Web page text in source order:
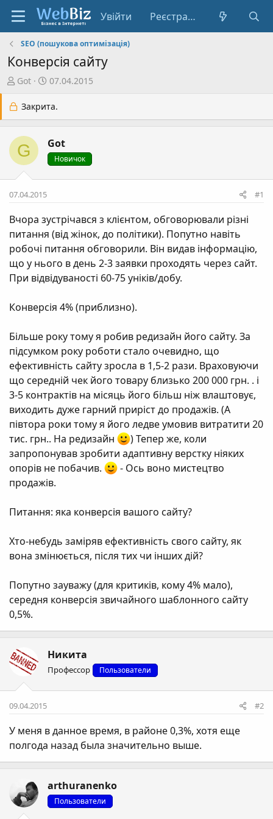
Увійти Реєстрація
SEO (пошукова оптимізація)
Конверсія сайту
А
т
о
т
е
и
Got
Д
т
а
т
в
о
р
н
я
07.04.2015
Закрита.
G Got
Новичок
07.04.2015 #1
Вчора зустрічався з клієнтом, обговорювали різні
питання (від жінок, до політики). Попутно навіть
робочі питання обговорили. Він видав інформацію,
що у нього в день 2-3 заявки проходять через сайт.
При відвідуваності 60-75 уніків/добу.
Конверсія 4% (приблизно).
Більше року тому я робив редизайн його сайту. За
підсумком року роботи стало очевидно, що
ефективність сайту зросла в 1,5-2 рази. Враховуючи
що середній чек його товару близько 200 000 грн. . і
3-5 контрактів на місяць його більш ніж влаштовує,
виходить дуже гарний приріст до продажів. (А
півтора роки тому я його ледве умовив витратити 20
тис. грн.. На редизайн
) Тепер же, коли
запропонував зробити адаптивну верстку ніяких
опорів не побачив.
- Ось воно мистецтво
продажів.
Питання: яка конверсія вашого сайту?
Хто-небудь заміряв ефективність свого сайту, як
вона змінюється, після тих чи інших дій?
Попутно зауважу (для критиків, кому 4% мало),
середня конверсія звичайного шаблонного сайту
0,5%.
Никита
Профессор Пользователи
09.04.2015 #2
У меня в данное время, в районе 0,3%, хотя еще
полгода назад была значительно выше.
arthuranenko
Пользователи